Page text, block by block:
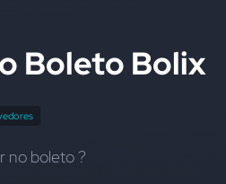
Boleto Bolix
no boleto ?